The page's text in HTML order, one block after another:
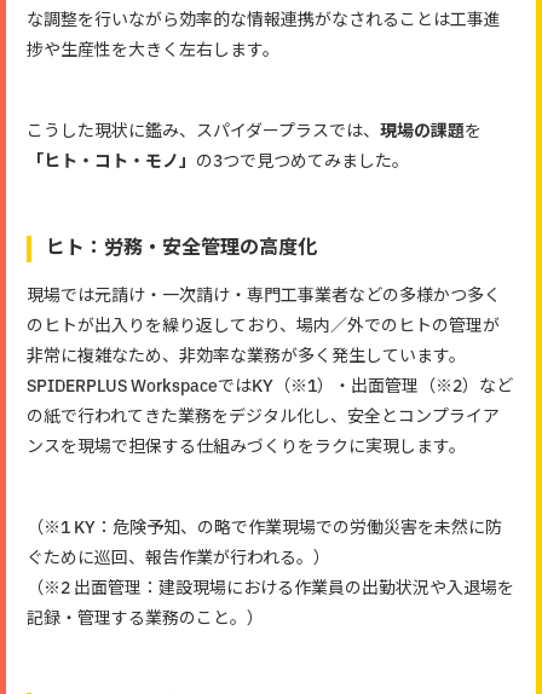
な調整を行いながら効率的な情報連携がなされることは工事進
捗や生産性を大きく左右します。
こうした現状に鑑み、スパイダープラスでは、現場の課題を
「ヒト・コト・モノ」 の3つで見つめてみました。
ヒト：労務・安全管理の高度化
現場では元請け・一次請け・専門工事業者などの多様かつ多く
のヒトが出入りを繰り返しており、場内／外でのヒトの管理が
非常に複雑なため、非効率な業務が多く発生しています。
SPIDERPLUS WorkspaceではKY（※1）・出面管理（※2）など
の紙で行われてきた業務をデジタル化し、安全とコンプライア
ンスを現場で担保する仕組みづくりをラクに実現します。
（※1 KY：危険予知、の略で作業現場での労働災害を未然に防
ぐために巡回、報告作業が行われる。）
（※2 出面管理：建設現場における作業員の出勤状況や入退場を
記録・管理する業務のこと。）